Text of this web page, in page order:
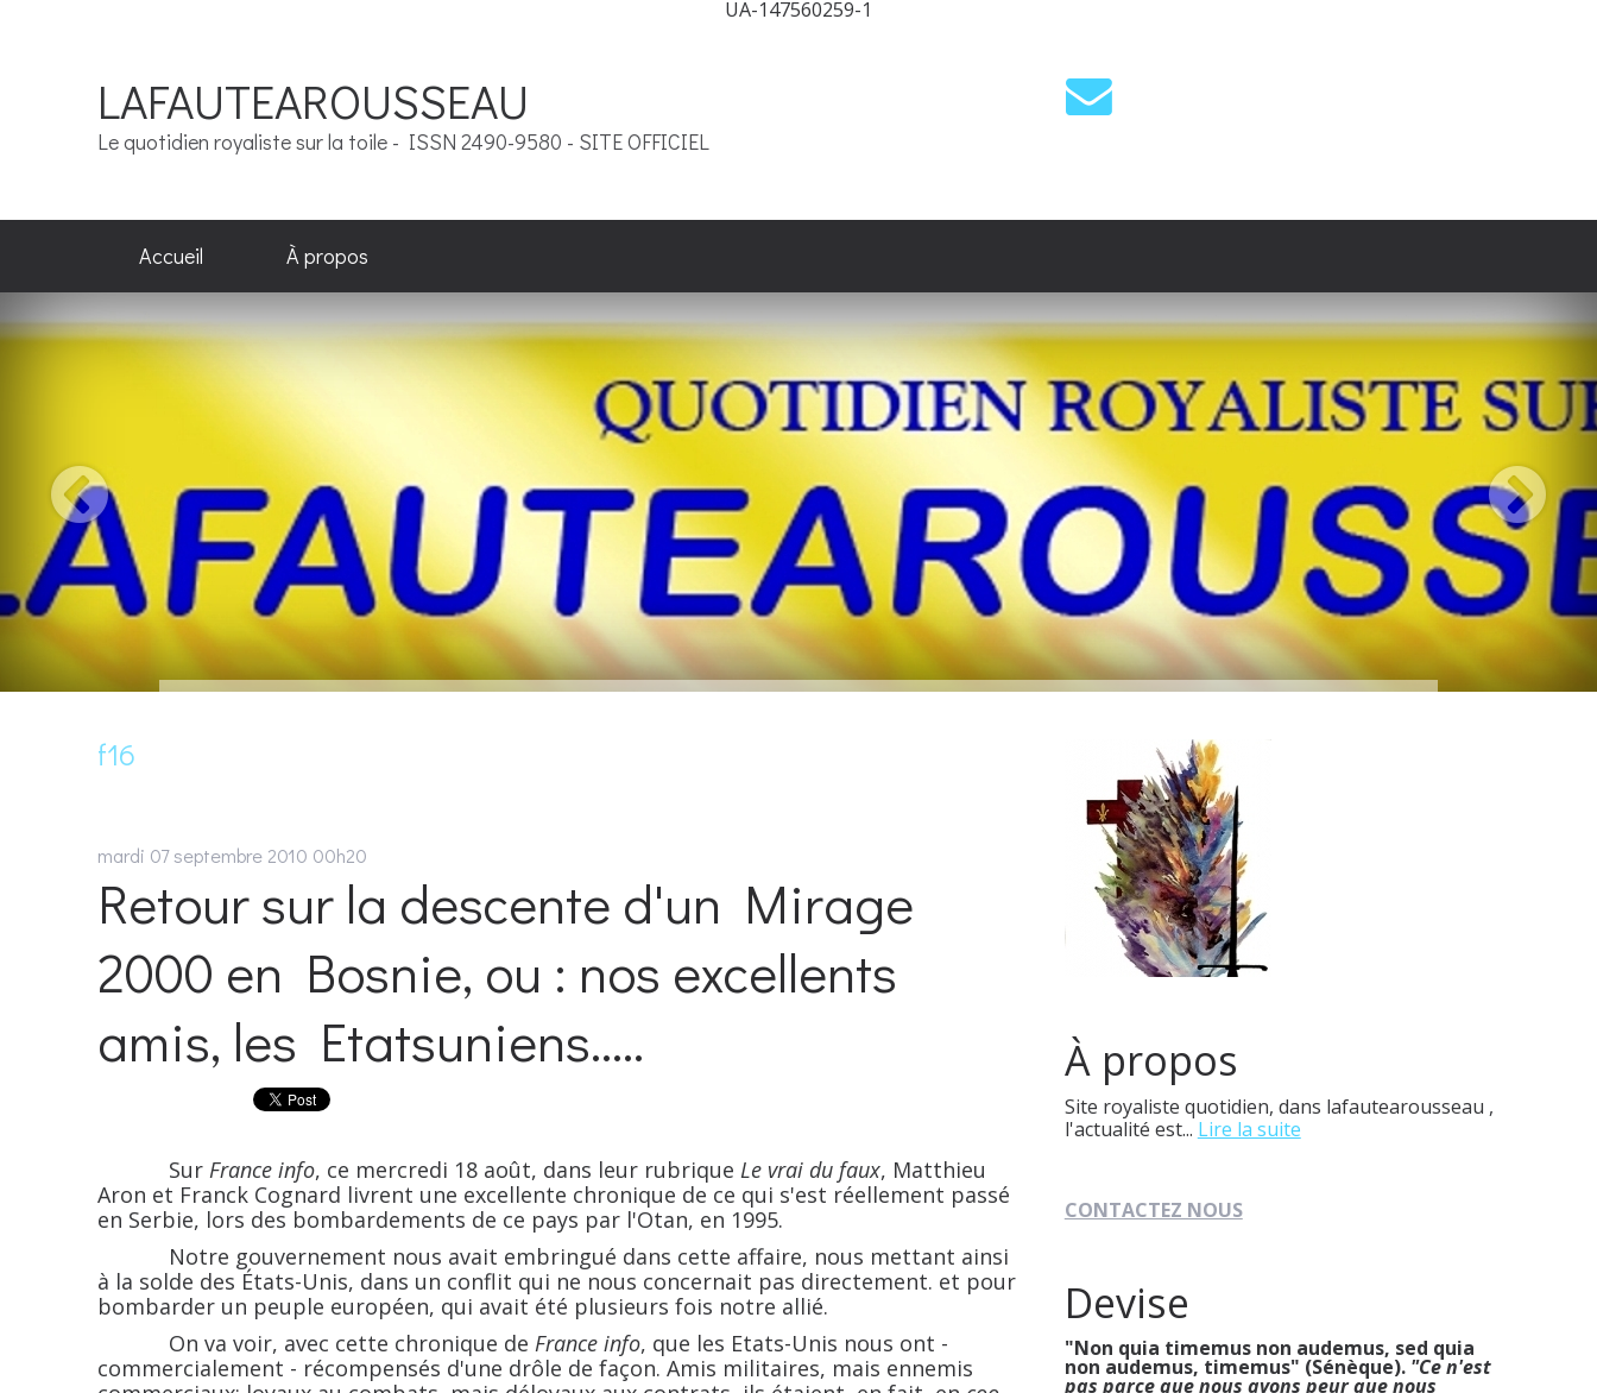
UA-147560259-1
LAFAUTEAROUSSEAU
Le quotidien royaliste sur la toile - ISSN 2490-9580 - SITE OFFICIEL
Accueil À propos
f16
mardi 07 septembre 2010 00h20
Retour sur la descente d'un Mirage
2000 en Bosnie, ou : nos excellents
amis, les Etatsuniens.....
Sur France info, ce mercredi 18 août, dans leur rubrique Le vrai du faux, Matthieu
Aron et Franck Cognard livrent une excellente chronique de ce qui s'est réellement passé
en Serbie, lors des bombardements de ce pays par l'Otan, en 1995.
Notre gouvernement nous avait embringué dans cette affaire, nous mettant ainsi
à la solde des États-Unis, dans un conflit qui ne nous concernait pas directement. et pour
bombarder un peuple européen, qui avait été plusieurs fois notre allié.
On va voir, avec cette chronique de France info, que les Etats-Unis nous ont -
commercialement - récompensés d'une drôle de façon. Amis militaires, mais ennemis
À propos
Site royaliste quotidien, dans lafautearousseau ,
l'actualité est... Lire la suite
CONTACTEZ NOUS
Devise
"Non quia timemus non audemus, sed quia
non audemus, timemus" (Sénèque). "Ce n'est
pas parce que nous avons peur que nous